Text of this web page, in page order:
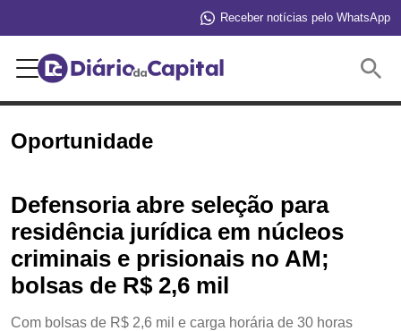
Receber notícias pelo WhatsApp
Oportunidade
Defensoria abre seleção para
residência jurídica em núcleos
criminais e prisionais no AM;
bolsas de R$ 2,6 mil
Com bolsas de R$ 2,6 mil e carga horária de 30 horas